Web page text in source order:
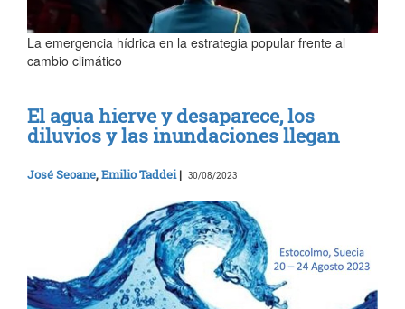
La emergencia hídrica en la estrategia popular frente al
cambio climático
El agua hierve y desaparece, los
diluvios y las inundaciones llegan
José Seoane,Emilio Taddei| 30/08/2023